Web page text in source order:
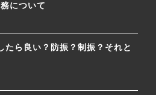
について
ら良い？防振？制振？それと